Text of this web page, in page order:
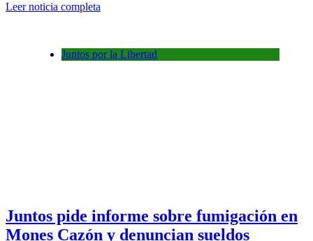
Leer noticia completa
Juntos por la Libertad
Juntos pide informe sobre fumigación en
Mones Cazón y denuncian sueldos